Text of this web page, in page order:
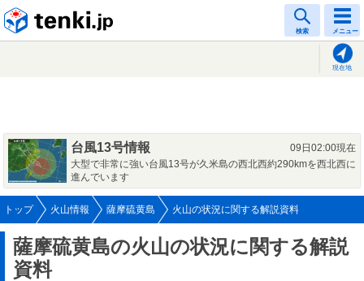
検索 メニュー
現在地
台風13号情報
09日02:00現在
大型で非常に強い台風13号が久米島の西北西約290kmを西北西に
進んでいます
トップ 火山情報 薩摩硫黄島 火山の状況に関する解説資料
薩摩硫黄島の火山の状況に関する解説
資料